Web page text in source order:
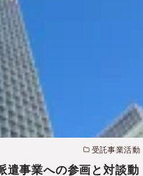
受託事業活動
遣事業への参画と対談動